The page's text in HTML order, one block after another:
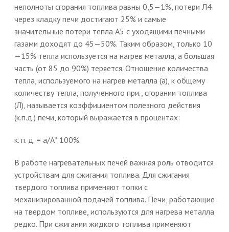
неполноты сгорания топлива равны 0,5—1%, потери Л4
через кладку печи достигают 25% и самые
значительные потери тепла А5 с уходящими печными
газами доходят до 45—50%. Таким образом, только 10
—15% тепла используется на нагрев металла, а большая
часть (от 85 до 90%) теряется. Отношение количества
тепла, используемого на нагрев металла (а), к общему
количеству тепла, полученного при., сгорании топлива
(Л), называется коэффициентом полезного действия
(к.п.д.) печи, который выражается в процентах:
к. п. д. = а/А* 100%.
В работе нагревательных печей важная роль отводится
устройствам для сжигания топлива. Для сжигания
твердого топлива применяют топки с
механизированной подачей топлива. Печи, работающие
на твердом топливе, используются для нагрева металла
редко. При сжигании жидкого топлива применяют